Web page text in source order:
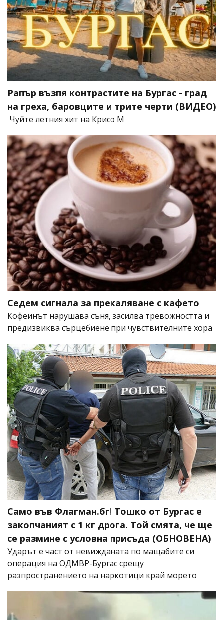
Рапър възпя контрастите на Бургас - град
на греха, баровците и трите черти (ВИДЕО)
Чуйте летния хит на Крисо М
Седем сигнала за прекаляване с кафето
Кофеинът нарушава съня, засилва тревожността и
предизвиква сърцебиене при чувствителните хора
Само във Флагман.бг! Тошко от Бургас е
закопчаният с 1 кг дрога. Той смята, че ще
се размине с условна присъда (ОБНОВЕНА)
Ударът е част от невижданата по мащабите си
операция на ОДМВР-Бургас срещу
разпространението на наркотици край морето